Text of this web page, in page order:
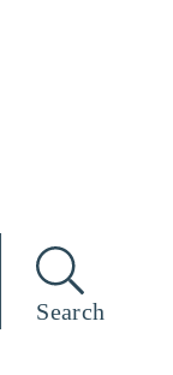
Search